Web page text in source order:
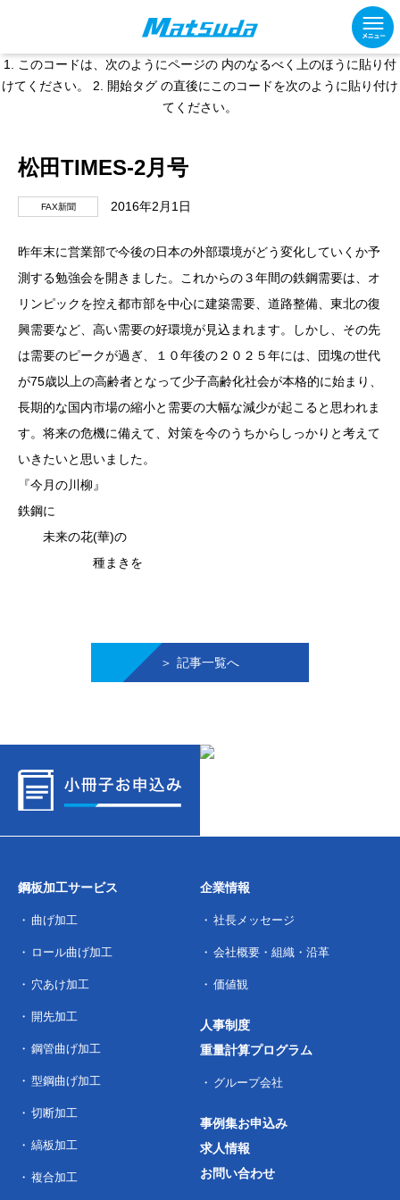
1. このコードは、次のようにページの 内のなるべく上のほうに貼り付
けてください。 2. 開始タグ の直後にこのコードを次のように貼り付け
てください。
松田TIMES-2月号
FAX新聞 2016年2月1日
昨年末に営業部で今後の日本の外部環境がどう変化していくか予
測する勉強会を開きました。これからの３年間の鉄鋼需要は、オ
リンピックを控え都市部を中心に建築需要、道路整備、東北の復
興需要など、高い需要の好環境が見込まれます。しかし、その先
は需要のピークが過ぎ、１０年後の２０２５年には、団塊の世代
が75歳以上の高齢者となって少子高齢化社会が本格的に始まり、
長期的な国内市場の縮小と需要の大幅な減少が起こると思われま
す。将来の危機に備えて、対策を今のうちからしっかりと考えて
いきたいと思いました。
『今月の川柳』
鉄鋼に
未来の花(華)の
種まきを
記事一覧へ
鋼板加工サービス
曲げ加工
ロール曲げ加工
穴あけ加工
開先加工
鋼管曲げ加工
型鋼曲げ加工
切断加工
縞板加工
複合加工
企業情報
社長メッセージ
会社概要・組織・沿革
価値観
人事制度
重量計算プログラム
グループ会社
事例集お申込み
求人情報
お問い合わせ